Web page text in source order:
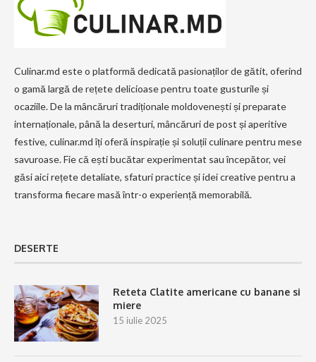
Culinar.md este o platformă dedicată pasionaților de gătit, oferind
o gamă largă de rețete delicioase pentru toate gusturile și
ocaziile. De la mâncăruri tradiționale moldovenești și preparate
internaționale, până la deserturi, mâncăruri de post și aperitive
festive, culinar.md îți oferă inspirație și soluții culinare pentru mese
savuroase. Fie că ești bucătar experimentat sau începător, vei
găsi aici rețete detaliate, sfaturi practice și idei creative pentru a
transforma fiecare masă într-o experiență memorabilă.
DESERTE
Reteta Clatite americane cu banane si
miere
15 iulie 2025